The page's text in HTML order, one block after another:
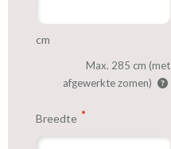
cm
Max. 285 cm (met
afgewerkte zomen)
Breedte